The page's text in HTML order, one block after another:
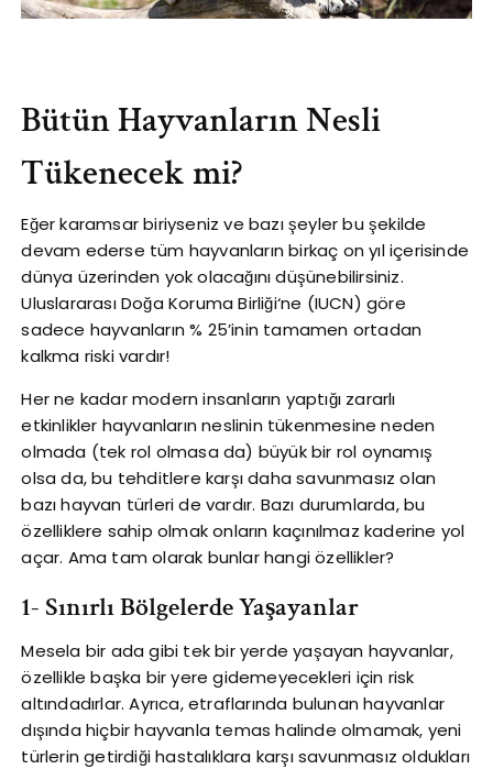
Bütün Hayvanların Nesli
Tükenecek mi?
Eğer karamsar biriyseniz ve bazı şeyler bu şekilde
devam ederse tüm hayvanların birkaç on yıl içerisinde
dünya üzerinden yok olacağını düşünebilirsiniz.
Uluslararası Doğa Koruma Birliği‘ne (IUCN) göre
sadece hayvanların % 25’inin tamamen ortadan
kalkma riski vardır!
Her ne kadar modern insanların yaptığı zararlı
etkinlikler hayvanların neslinin tükenmesine neden
olmada (tek rol olmasa da) büyük bir rol oynamış
olsa da, bu tehditlere karşı daha savunmasız olan
bazı hayvan türleri de vardır. Bazı durumlarda, bu
özelliklere sahip olmak onların kaçınılmaz kaderine yol
açar. Ama tam olarak bunlar hangi özellikler?
1- Sınırlı Bölgelerde Yaşayanlar
Mesela bir ada gibi tek bir yerde yaşayan hayvanlar,
özellikle başka bir yere gidemeyecekleri için risk
altındadırlar. Ayrıca, etraflarında bulunan hayvanlar
dışında hiçbir hayvanla temas halinde olmamak, yeni
türlerin getirdiği hastalıklara karşı savunmasız oldukları